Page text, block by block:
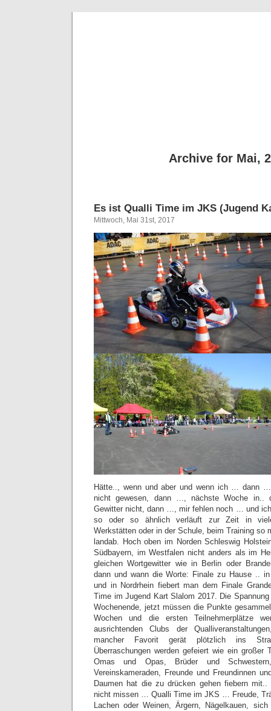
Archive for Mai,
Es ist Qualli Time im JKS (Jugend
Mittwoch, Mai 31st, 2017
Hätte.., wenn und aber und wenn ich … dann
nicht gewesen, dann …, nächste Woche in..
Gewitter nicht, dann …, mir fehlen noch … und
so oder so ähnlich verläuft zur Zeit in
Werkstätten oder in der Schule, beim Training so
landab. Hoch oben im Norden Schleswig
Südbayern, im Westfalen nicht anders als im
gleichen Wortgewitter wie in Berlin oder
dann und wann die Worte: Finale zu Hause ..
und in Nordrhein fiebert man dem Finale
Time im Jugend Kart Slalom 2017. Die
Wochenende, jetzt müssen die Punkte
Wochen und die ersten Teilnehmerplätze
ausrichtenden Clubs der
mancher Favorit gerät plötzlich ins
Überraschungen werden gefeiert wie ein großer
Omas und Opas, Brüder und
Vereinskameraden, Freunde und Freundinnen
Daumen hat die zu drücken gehen fiebern
nicht missen … Qualli Time im JKS … Freude,
Lachen oder Weinen, Ärgern, Nägelkauen,